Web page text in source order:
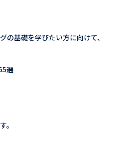
の基礎を学びたい方に向けて、
選
。